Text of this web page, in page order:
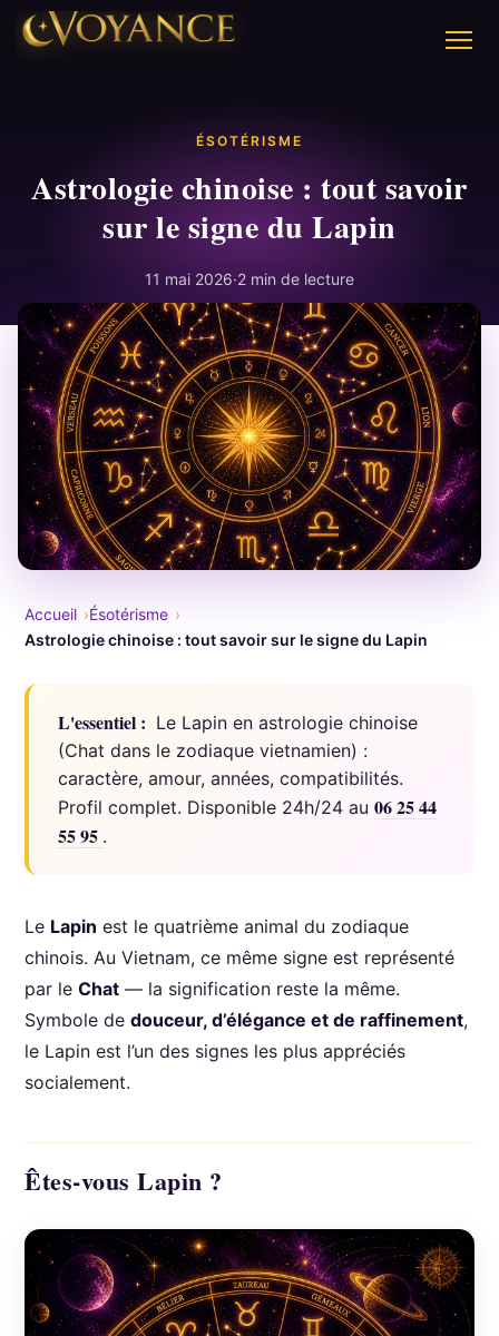
ÉSOTÉRISME
Astrologie chinoise : tout savoir
sur le signe du Lapin
11 mai 2026·2 min de lecture
Accueil
Ésotérisme
Astrologie chinoise : tout savoir sur le signe du Lapin
L'essentiel : Le Lapin en astrologie chinoise
(Chat dans le zodiaque vietnamien) :
caractère, amour, années, compatibilités.
Profil complet. Disponible 24h/24 au 06 25 44
55 95 .
Le Lapin est le quatrième animal du zodiaque
chinois. Au Vietnam, ce même signe est représenté
par le Chat — la signification reste la même.
Symbole de douceur, d’élégance et de raffinement,
le Lapin est l’un des signes les plus appréciés
socialement.
Êtes-vous Lapin ?